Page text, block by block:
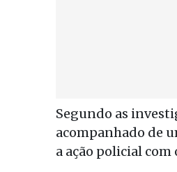
Segundo as
acompanhado de
a ação policial com